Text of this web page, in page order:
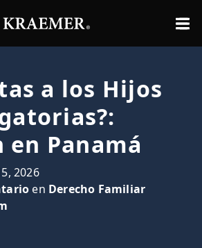
a los Hijos
en Panamá
2026
en Derecho Familiar